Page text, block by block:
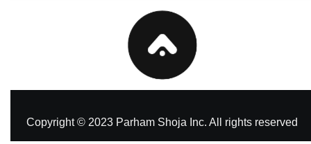
Copyright © 2023 Parham Shoja Inc. All rights reserved